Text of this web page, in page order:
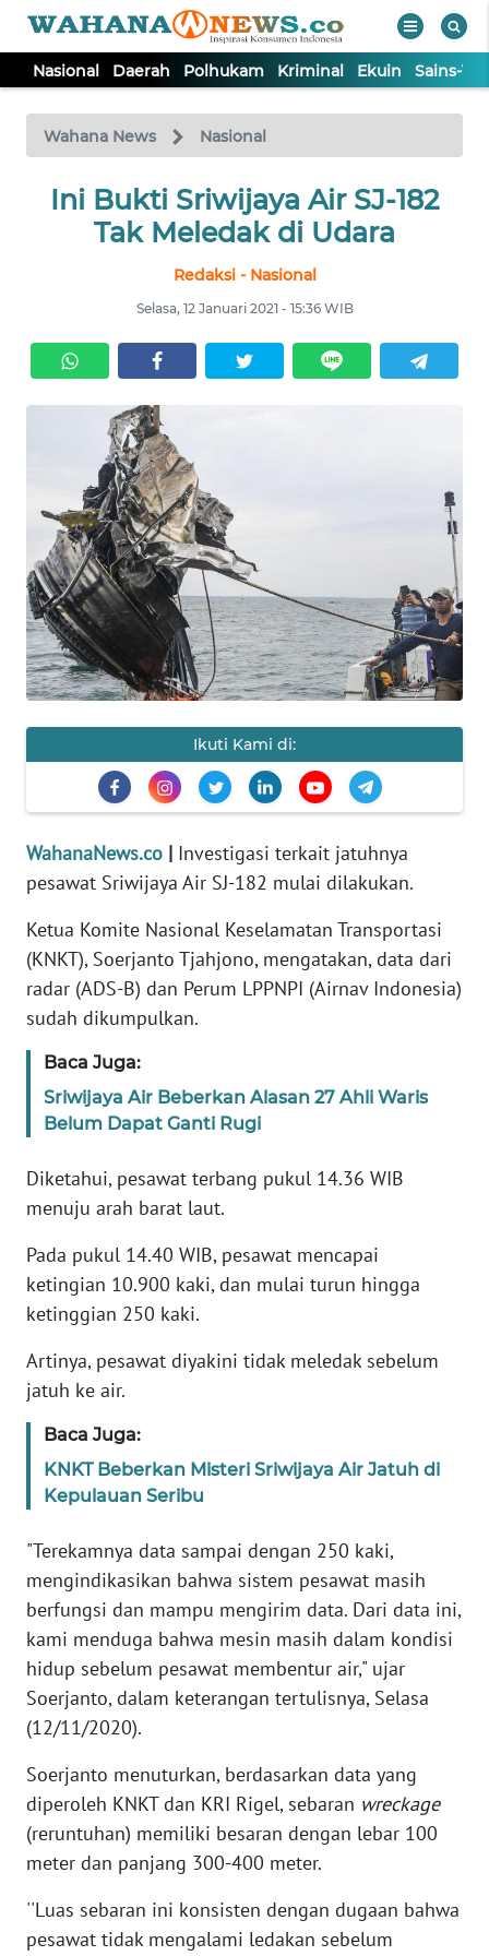
Nasional Daerah Polhukam Kriminal Ekuin Sains-
Wahana News Nasional
Ini Bukti Sriwijaya Air SJ-182
Tak Meledak di Udara
Redaksi - Nasional
Selasa, 12 Januari 2021 - 15:36 WIB
Ikuti Kami di:
WahanaNews.co | Investigasi terkait jatuhnya
pesawat Sriwijaya Air SJ-182 mulai dilakukan.
Ketua Komite Nasional Keselamatan Transportasi
(KNKT), Soerjanto Tjahjono, mengatakan, data dari
radar (ADS-B) dan Perum LPPNPI (Airnav Indonesia)
sudah dikumpulkan.
Baca Juga:
Sriwijaya Air Beberkan Alasan 27 Ahli Waris
Belum Dapat Ganti Rugi
Diketahui, pesawat terbang pukul 14.36 WIB
menuju arah barat laut.
Pada pukul 14.40 WIB, pesawat mencapai
ketingian 10.900 kaki, dan mulai turun hingga
ketinggian 250 kaki.
Artinya, pesawat diyakini tidak meledak sebelum
jatuh ke air.
Baca Juga:
KNKT Beberkan Misteri Sriwijaya Air Jatuh di
Kepulauan Seribu
"Terekamnya data sampai dengan 250 kaki,
mengindikasikan bahwa sistem pesawat masih
berfungsi dan mampu mengirim data. Dari data ini,
kami menduga bahwa mesin masih dalam kondisi
hidup sebelum pesawat membentur air," ujar
Soerjanto, dalam keterangan tertulisnya, Selasa
(12/11/2020).
Soerjanto menuturkan, berdasarkan data yang
diperoleh KNKT dan KRI Rigel, sebaran wreckage
(reruntuhan) memiliki besaran dengan lebar 100
meter dan panjang 300-400 meter.
''Luas sebaran ini konsisten dengan dugaan bahwa
pesawat tidak mengalami ledakan sebelum
TV
Tutup
NASIONAL
KRIMINAL
SAINS-TEKNO
KESEHATAN
INTERNASIONAL
SERBA-SERBI
OLAHRAGA
OPINI
EDITORIAL
Informasi
BERITA
KONTAK
IKLAN
TENTANG
PEDOMAN
MEDIA
SIBER
REDAKSI
DISCLAIMER
Wahana
Regional
WN
WN
JAKARTA
JABAR